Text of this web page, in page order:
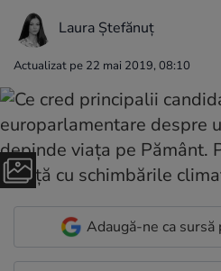
Laura Ștefănuț
Actualizat pe 22 mai 2019, 08:10
Adaugă-ne ca